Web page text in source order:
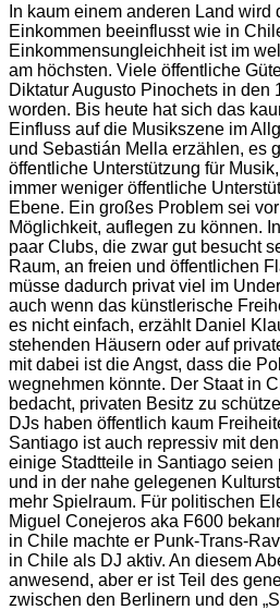
In kaum einem anderen Land wird
Einkommen beeinflusst wie in
Einkommensungleichheit ist im
am höchsten. Viele öffentliche
Diktatur Augusto Pinochets in den
worden. Bis heute hat sich das
Einfluss auf die Musikszene im
und Sebastián Mella erzählen, es
öffentliche Unterstützung für
immer weniger öffentliche
Ebene. Ein großes Problem sei
Möglichkeit, auflegen zu können.
paar Clubs, die zwar gut besucht
Raum, an freien und öffentlichen
müsse dadurch privat viel im
auch wenn das künstlerische
es nicht einfach, erzählt Daniel
stehenden Häusern oder auf
mit dabei ist die Angst, dass die
wegnehmen könnte. Der Staat in
bedacht, privaten Besitz zu
DJs haben öffentlich kaum
Santiago ist auch repressiv mit
einige Stadtteile in Santiago seien
und in der nahe gelegenen
mehr Spielraum. Für politischen
Miguel Conejeros aka F600
in Chile machte er Punk-Trans-
in Chile als DJ aktiv. An diesem
anwesend, aber er ist Teil des
zwischen den Berlinern und den